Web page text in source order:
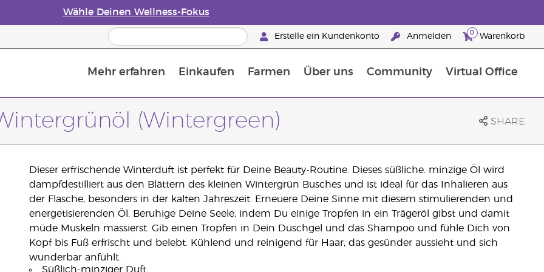
Wähle Deinen Wellness-Fokus
Erstelle ein Kundenkonto Anmelden 0 Warenkorb
Mehr erfahren Einkaufen Farmen Über uns Community Virtual Office
(Wintergreen) SHARE
Dieser erfrischende Winterduft ist perfekt für Deine Beauty-Routine. Dieses süßliche. minzige Öl wird
dampfdestilliert aus den Blättern des kleinen Wintergrün Busches und ist ideal für das Inhalieren aus
der Flasche, besonders in der kalten Jahreszeit. Erneuere Deine Sinne mit diesem stimulierenden und
energetisierenden Öl. Beruhige Deine Seele, indem Du einige Tropfen in ein Trägeröl gibst und damit
müde Muskeln massierst. Gib einen Tropfen in Dein Duschgel und das Shampoo und fühle Dich von
Kopf bis Fuß erfrischt und belebt. Kühlend und reinigend für Haar, das gesünder aussieht und sich
wunderbar anfühlt.
Süßlich-minziger Duft.